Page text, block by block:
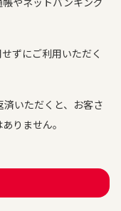
ずにご利用いただく
いただくと、お客さ
りません。